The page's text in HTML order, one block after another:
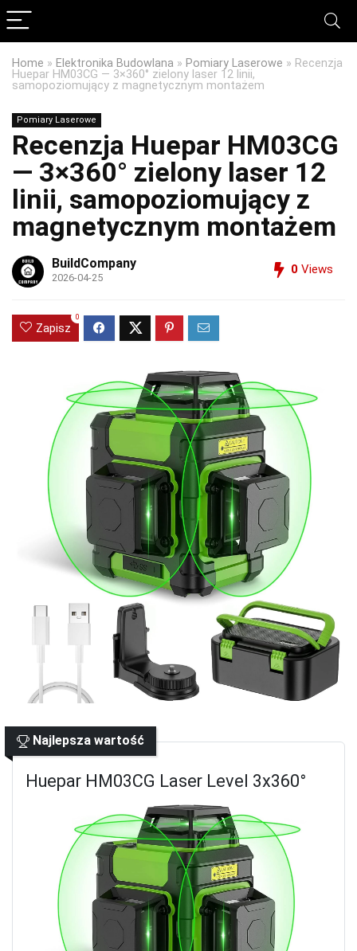
Home » Elektronika Budowlana » Pomiary Laserowe » Recenzja
Huepar HM03CG — 3×360° zielony laser 12 linii,
samopoziomujący z magnetycznym montażem
Pomiary Laserowe
Recenzja Huepar HM03CG
— 3×360° zielony laser 12
linii, samopoziomujący z
magnetycznym montażem
BuildCompany
2026-04-25
0 Views
Zapisz
0
Najlepsza wartość
Huepar HM03CG Laser Level 3x360°